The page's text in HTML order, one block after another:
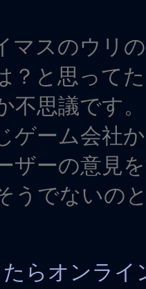
マスのウリ
？と思って
不思議です。
ゲーム会社
ザーの意見
うでないの
らオンライ